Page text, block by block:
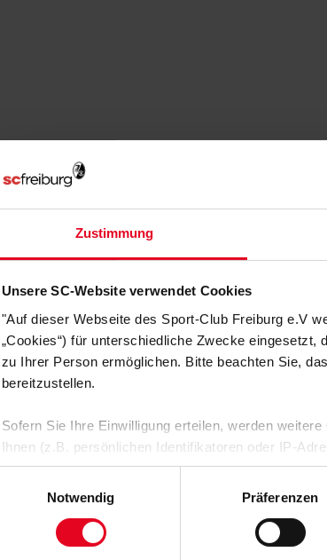
Zustimmung
Unsere SC-Website verwendet Cookies
"Auf dieser Webseite des Sport-Club Freiburg e.V
„Cookies“) für unterschiedliche Zwecke
zu Ihrer Person ermöglichen. Bitte beachten Sie,
bereitzustellen.
Sofern Sie Ihre Einwilligung erteilen, werden
Ihnen (z.B. persönlichen Identifikatoren oder IP-
zulassen“-Button stimmen Sie der Speicherung
personenbezogenen Daten für die unten jeweils
Soweit Sie „Notwendige Cookies“ auswählen,
Notwendig
Präferenzen